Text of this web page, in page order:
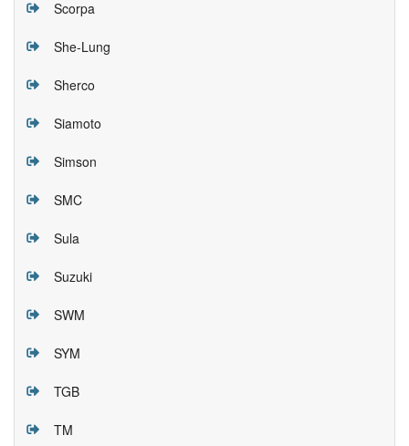
Scorpa
She-Lung
Sherco
Siamoto
Simson
SMC
Sula
Suzuki
SWM
SYM
TGB
TM